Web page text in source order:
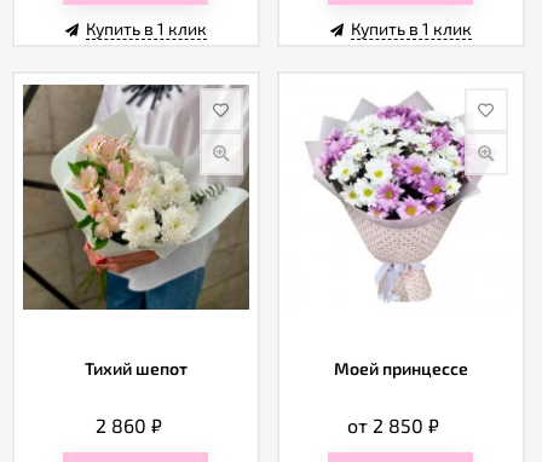
Купить в 1 клик Купить в 1 клик
Тихий шепот
2 860 ₽
Моей принцессе
от 2 850₽